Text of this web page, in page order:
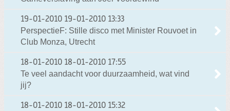
19-01-2010 19-01-2010 13:33
PerspectieF: Stille disco met Minister Rouvoet in
Club Monza, Utrecht
18-01-2010 18-01-2010 17:55
Te veel aandacht voor duurzaamheid, wat vind
jij?
18-01-2010 18-01-2010 15:32